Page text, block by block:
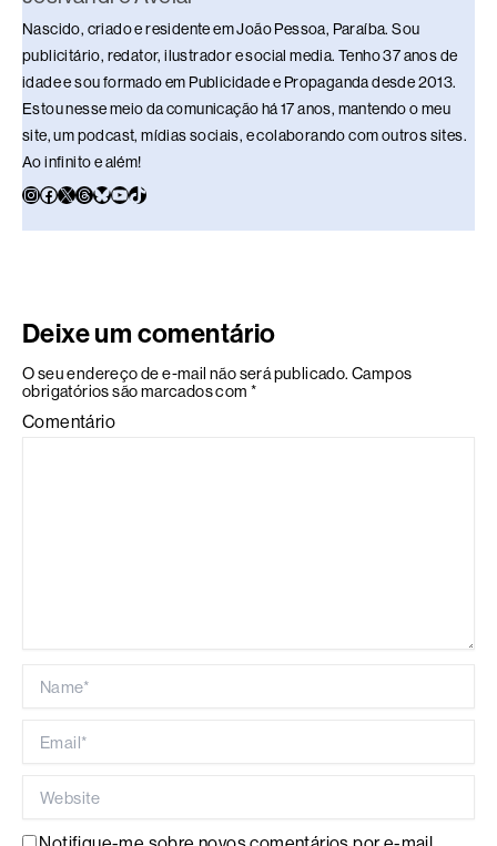
Nascido, criado e residente em João Pessoa, Paraíba. Sou
publicitário, redator, ilustrador e social media. Tenho 37 anos de
idade e sou formado em Publicidade e Propaganda desde 2013.
Estou nesse meio da comunicação há 17 anos, mantendo o meu
site, um podcast, mídias sociais, e colaborando com outros sites.
Ao infinito e além!
Deixe um comentário
O seu endereço de e-mail não será publicado. Campos
obrigatórios são marcados com *
Comentário